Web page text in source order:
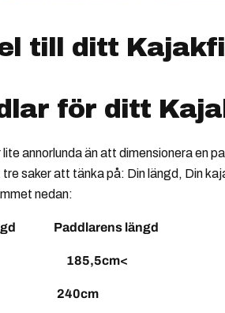
till ditt
för ditt
annorlunda än att dimensionera en
saker att tänka på: Din längd, Din
nedan:
längd
185,5cm<
240cm